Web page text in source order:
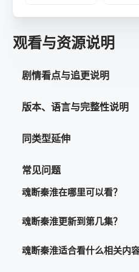
观看与资源说明
剧情看点与追更说明
版本、语言与完整性说明
同类型延伸
常见问题
魂断秦淮在哪里可以看？
魂断秦淮更新到第几集？
魂断秦淮适合看什么相关内